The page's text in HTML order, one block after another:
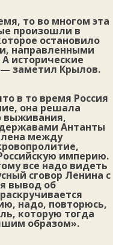
то во многом эта
произошли в
остановило
направленными
исторические
— заметил Крылов.
в то время Россия
она решала
выживания,
Антанты
между
империю.
все надо видеть
сговор Ленина с
вывод об
надо, повторюсь,
которую тогда
образом».